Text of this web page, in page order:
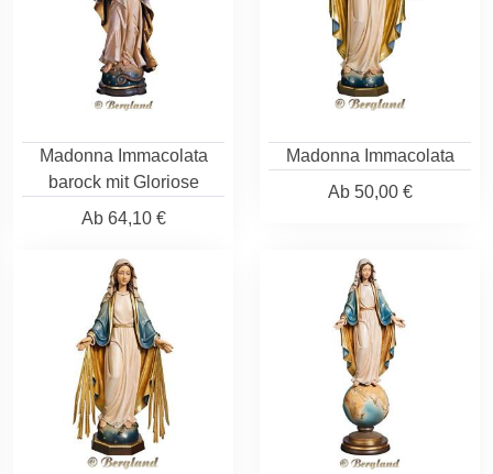
Madonna Immacolata
barock mit Gloriose
Ab64,10 €
Madonna Immacolata
Ab50,00 €